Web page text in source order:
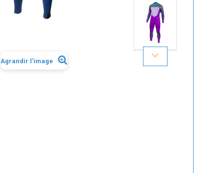
Agrandir l'image